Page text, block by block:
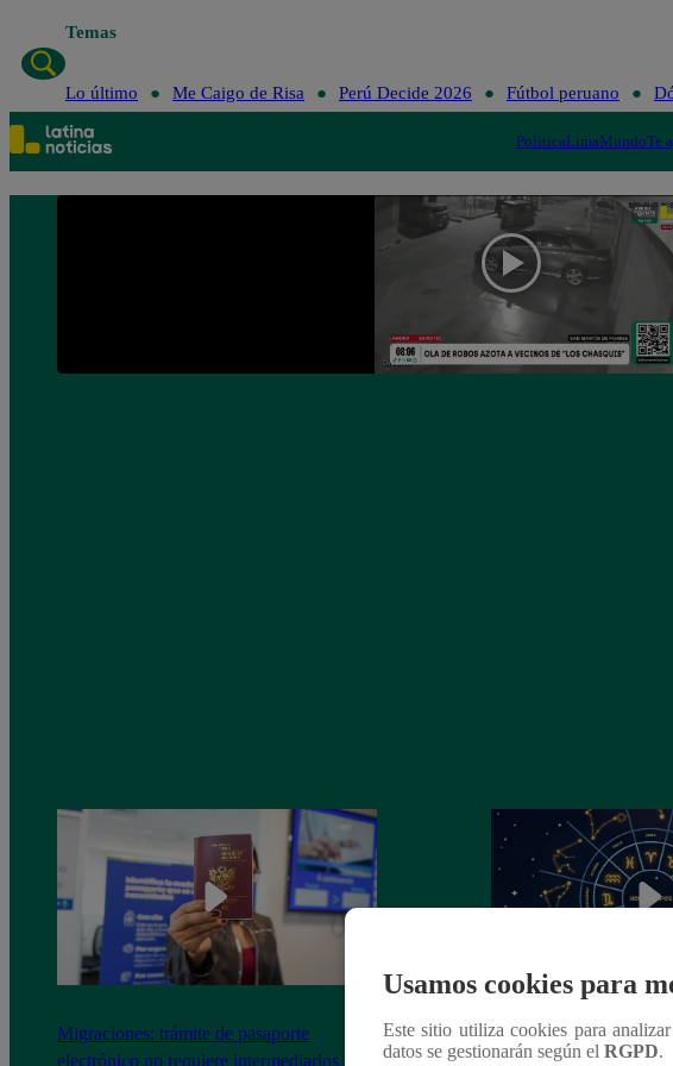
Temas
Lo último Me Caigo de Risa Perú Decide 2026 Fútbol peruano
PolíticaLimaMundoTe
Migraciones: trámite de pasaporte
electrónico no requiere intermediarios ni
Horóscopo de HOY,
te irá en el amor y
Usamos cookies para
Este sitio utiliza cookies para
datos se gestionarán según el RGPD.